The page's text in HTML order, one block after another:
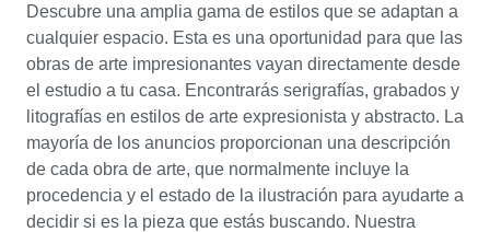
Descubre una amplia gama de estilos que se adaptan a
cualquier espacio. Esta es una oportunidad para que las
obras de arte impresionantes vayan directamente desde
el estudio a tu casa. Encontrarás serigrafías, grabados y
litografías en estilos de arte expresionista y abstracto. La
mayoría de los anuncios proporcionan una descripción
de cada obra de arte, que normalmente incluye la
procedencia y el estado de la ilustración para ayudarte a
decidir si es la pieza que estás buscando. Nuestra